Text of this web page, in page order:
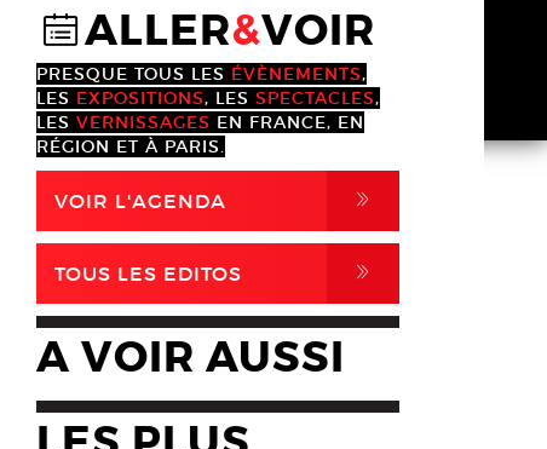
@ALLER&VOIR
PRESQUE TOUS LES ÉVÈNEMENTS,
LES EXPOSITIONS, LES SPECTACLES,
LES VERNISSAGES EN FRANCE, EN
RÉGION ET À PARIS.
VOIR L'AGENDA ,
TOUS LES EDITOS ,
A VOIR AUSSI